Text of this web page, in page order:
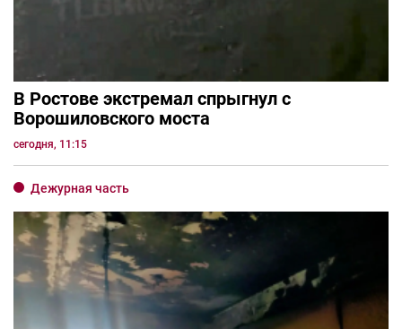
В Ростове экстремал спрыгнул с
Ворошиловского моста
сегодня, 11:15
Дежурная часть